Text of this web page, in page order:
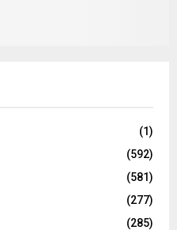
(1)
(592)
(581)
(277)
(285)